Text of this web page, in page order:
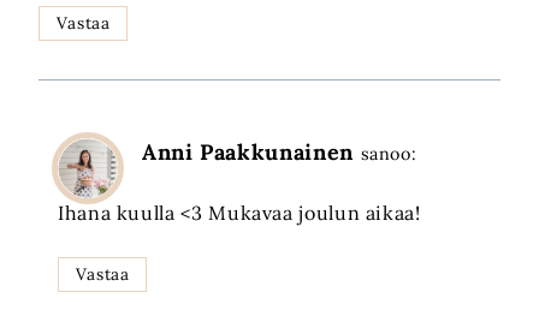
Vastaa
Anni Paakkunainen sanoo:
Ihana kuulla <3 Mukavaa joulun aikaa!
Vastaa